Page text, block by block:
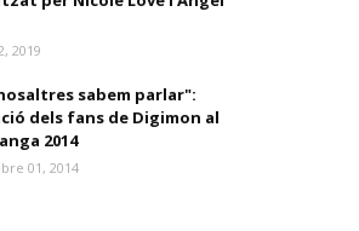
2019
sabem parlar":
dels fans de Digimon al
2014
01, 2014